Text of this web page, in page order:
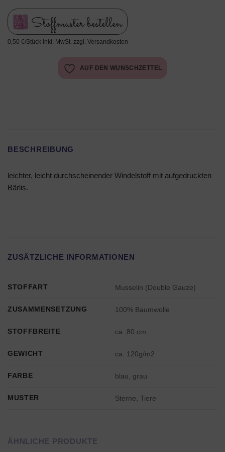
Stoffmuster bestellen
0,50 €/Stück inkl. MwSt. zzgl. Versandkosten
AUF DEN WUNSCHZETTEL
BESCHREIBUNG
leichter, leicht durchscheinender Windelstoff mit aufgedruckten
Bärlis.
ZUSÄTZLICHE INFORMATIONEN
STOFFART Musselin (Double Gauze)
ZUSAMMENSETZUNG 100% Baumwolle
STOFFBREITE ca. 80 cm
GEWICHT ca. 120g/m2
FARBE blau, grau
MUSTER Sterne, Tiere
ÄHNLICHE PRODUKTE